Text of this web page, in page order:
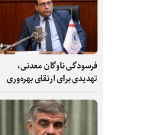
فرسودگی ناوگان معدنی،
تهدیدی برای ارتقای بهره‌وری